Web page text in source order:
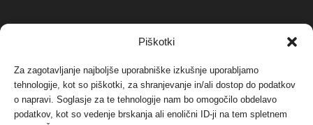
Piškotki
Za zagotavljanje najboljše uporabniške izkušnje uporabljamo
tehnologije, kot so piškotki, za shranjevanje in/ali dostop do podatkov
o napravi. Soglasje za te tehnologije nam bo omogočilo obdelavo
podatkov, kot so vedenje brskanja ali enolični ID-ji na tem spletnem
NAJBOLJ KOMENTIRANO
Protest proti vetrnim elektrarnam na Ojstrici, v
svetu pa vedno bolj...
Dogodki 12. maja, 2017